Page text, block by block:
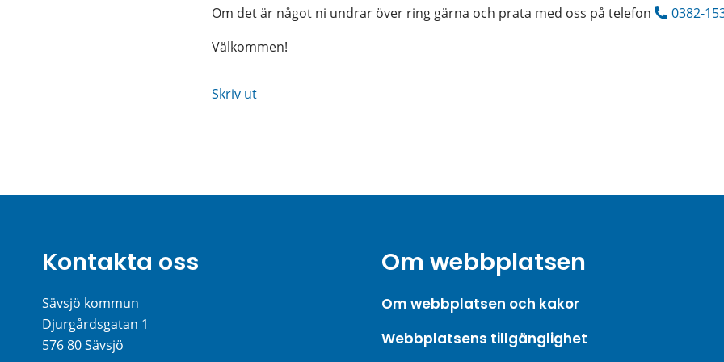
Om det är något ni undrar över ring gärna och prata med oss på telefon
0382-
Välkommen!
Skriv ut
Kontakta oss
Sävsjö kommun
Djurgårdsgatan 1
576 80 Sävsjö
Om webbplatsen
Om webbplatsen och kakor
Webbplatsens tillgänglighet